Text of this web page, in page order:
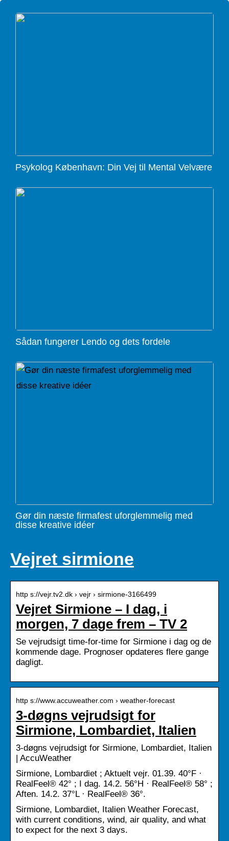
Psykolog København: Din Vej til Mental Velvære
Sådan fungerer Lendo og dets fordele
Gør din næste firmafest uforglemmelig med
disse kreative idéer
Vejret sirmione
http s://vejr.tv2.dk › vejr › sirmione-3166499
Vejret Sirmione – I dag, i
morgen, 7 dage frem – TV 2
Se vejrudsigt time-for-time for Sirmione i dag og de
kommende dage. Prognoser opdateres flere gange
dagligt.
http s://www.accuweather.com › weather-forecast
3-døgns vejrudsigt for
Sirmione, Lombardiet, Italien
3-døgns vejrudsigt for Sirmione, Lombardiet, Italien
| AccuWeather
Sirmione, Lombardiet ; Aktuelt vejr. 01.39. 40°F ·
RealFeel® 42° ; I dag. 14.2. 56°H · RealFeel® 58° ;
Aften. 14.2. 37°L · RealFeel® 36°.
Sirmione, Lombardiet, Italien Weather Forecast,
with current conditions, wind, air quality, and what
to expect for the next 3 days.